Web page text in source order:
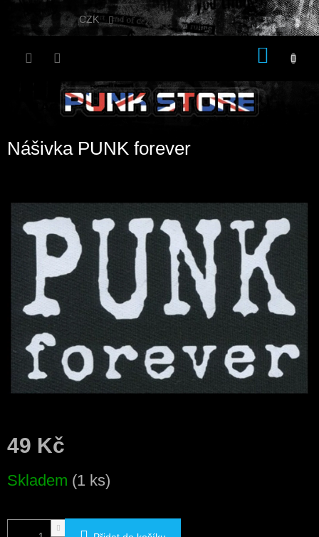
Přejít
CZK
Nášivka PUNK forever
49 Kč
cena:
Skladem (1 ks)